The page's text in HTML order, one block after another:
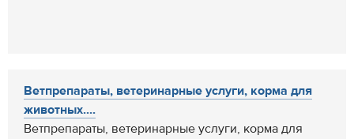
Ветпрепараты, ветеринарные услуги, корма для
животных....
Ветпрепараты, ветеринарные услуги, корма для